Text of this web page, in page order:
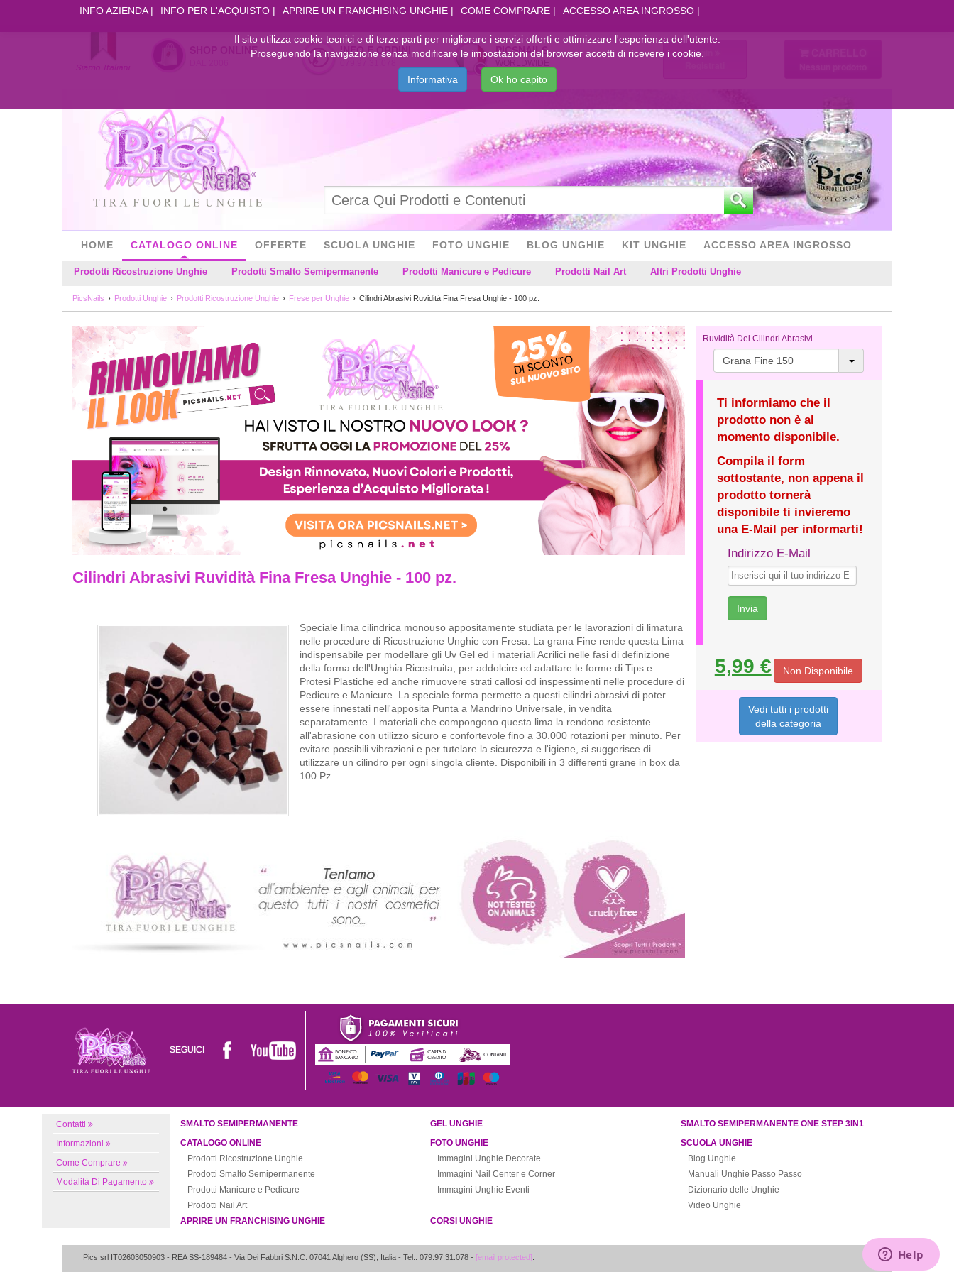
INFO AZIENDA INFO PER L'ACQUISTO APRIRE UN FRANCHISING UNGHIE COME COMPRARE ACCESSO AREA INGROSSO
SHOP ONLINE INFO E ORDINI PICSNAILS
Login
HOME CATALOGO ONLINE
Prodotti Ricostruzione Unghie Prodotti Smalto Semipermanente Prodotti Manicure e Pedicure Prodotti Nail Art Altri Prodotti Unghie
OFFERTE SCUOLA UNGHIE FOTO UNGHIE BLOG UNGHIE KIT UNGHIE ACCESSO AREA INGROSSO
PicsNails Prodotti Unghie Prodotti Ricostruzione Unghie Frese per Unghie Cilindri Abrasivi Ruvidità Fina Fresa Unghie - 100 pz.
Cilindri Abrasivi Ruvidità Fina Fresa Unghie - 100 pz.
Speciale lima cilindrica monouso appositamente studiata per le lavorazioni di limatura
nelle procedure di Ricostruzione Unghie con Fresa. La grana Fine rende questa Lima
indispensabile per modellare gli Uv Gel ed i materiali Acrilici nelle fasi di definizione
della forma dell'Unghia Ricostruita, per addolcire ed adattare le forme di Tips e
Protesi Plastiche ed anche rimuovere strati callosi od inspessimenti nelle procedure di
Pedicure e Manicure. La speciale forma permette a questi cilindri abrasivi di poter
essere innestati nell'apposita Punta a Mandrino Universale, in vendita
separatamente. I materiali che compongono questa lima la rendono resistente
all'abrasione con utilizzo sicuro e confortevole fino a 30.000 rotazioni per minuto. Per
evitare possibili vibrazioni e per tutelare la sicurezza e l'igiene, si suggerisce di
utilizzare un cilindro per ogni singola cliente. Disponibili in 3 differenti grane in box da
100 Pz.
Ruvidità Dei Cilindri Abrasivi
Grana Fine 150
Ti informiamo che il
prodotto non è al
momento disponibile.
Compila il form
sottostante, non appena il
prodotto tornerà
disponibile ti invieremo
una E-Mail per informarti!
Indirizzo E-Mail
5,99 € Non Disponibile
Vedi tutti i prodotti
della categoria
SEGUICI
Contatti
Informazioni
Come Comprare
Modalità Di Pagamento
SMALTO SEMIPERMANENTE GEL UNGHIE
SMALTO SEMIPERMANENTE ONE STEP 3IN1
CATALOGO ONLINE
Prodotti Ricostruzione Unghie
Prodotti Smalto Semipermanente
Prodotti Manicure e Pedicure
Prodotti Nail Art
FOTO UNGHIE
Immagini Unghie Decorate
Immagini Nail Center e Corner
Immagini Unghie Eventi
SCUOLA UNGHIE
Blog Unghie
Manuali Unghie Passo Passo
Dizionario delle Unghie
Video Unghie
APRIRE UN FRANCHISING UNGHIE
CORSI UNGHIE
Pics srl IT02603050903 - REA SS-189484 - Via Dei Fabbri S.N.C. 07041 Alghero (SS), Italia - Tel.: 079.97.31.078 - [email protected]
Il sito utilizza cookie tecnici e di terze parti per migliorare i servizi offerti e ottimizzare l'esperienza dell'utente.
Proseguendo la navigazione senza modificare le impostazioni del browser accetti di ricevere i cookie.
Informativa Ok ho capito